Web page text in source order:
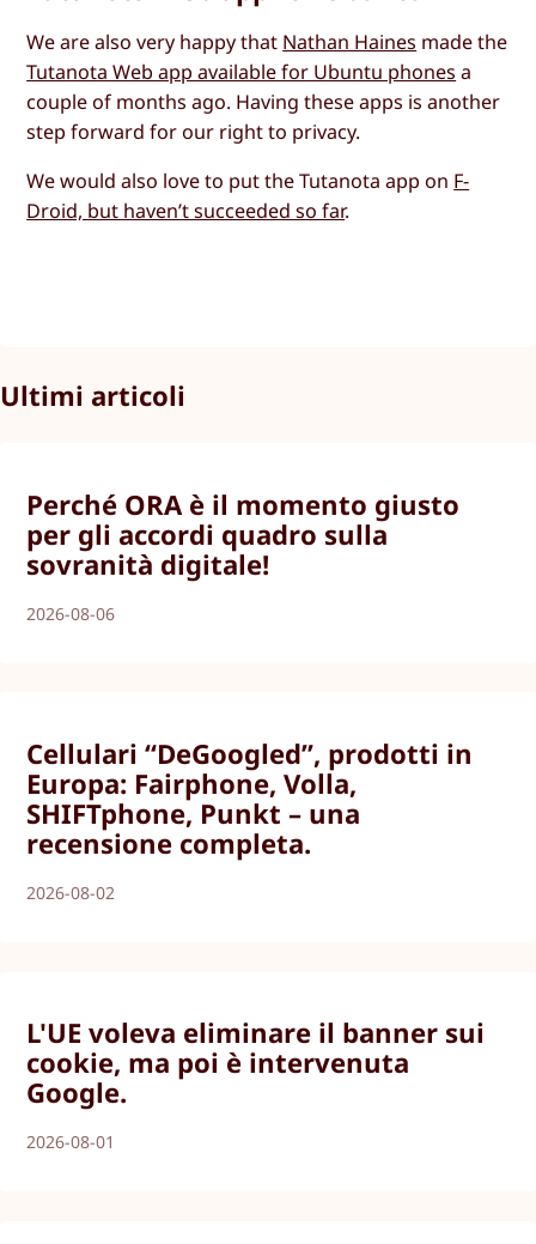
We are also very happy that Nathan Haines made the
Tutanota Web app available for Ubuntu phones a
couple of months ago. Having these apps is another
step forward for our right to privacy.
We would also love to put the Tutanota app on F-
Droid, but haven’t succeeded so far.
Ultimi articoli
Perché ORA è il momento giusto
per gli accordi quadro sulla
sovranità digitale!
2026-08-06
Cellulari “DeGoogled”, prodotti in
Europa: Fairphone, Volla,
SHIFTphone, Punkt – una
recensione completa.
2026-08-02
L'UE voleva eliminare il banner sui
cookie, ma poi è intervenuta
Google.
2026-08-01